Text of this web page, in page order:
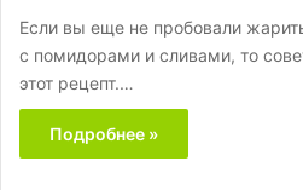
Если вы еще не пробовали
с помидорами и сливами, то
этот рецепт.…
Подробнее »